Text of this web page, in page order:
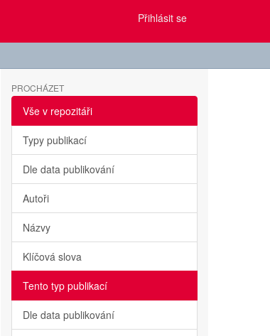
Přihlásit se
PROCHÁZET
Vše v repozitáři
Typy publikací
Dle data publikování
Autoři
Názvy
Klíčová slova
Tento typ publikací
Dle data publikování